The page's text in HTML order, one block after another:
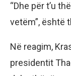
“Dhe për t’u
vetëm”, është
Në reagim,
presidentit